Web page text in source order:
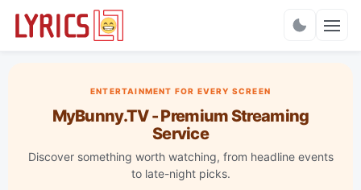
ENTERTAINMENT FOR EVERY SCREEN
MyBunny.TV - Premium Streaming
Service
Discover something worth watching, from headline events
to late-night picks.